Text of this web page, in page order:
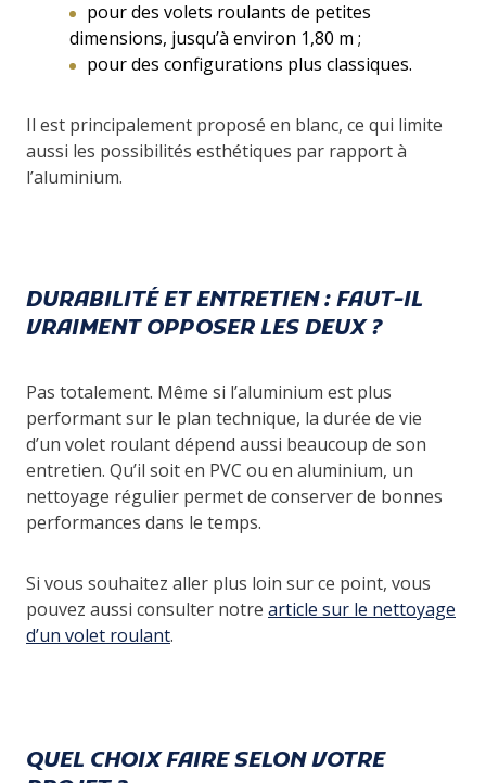
pour des volets roulants de petites
dimensions, jusqu’à environ 1,80 m ;
pour des configurations plus classiques.
Il est principalement proposé en blanc, ce qui limite
aussi les possibilités esthétiques par rapport à
l’aluminium.
DURABILITÉ ET ENTRETIEN : FAUT-IL
VRAIMENT OPPOSER LES DEUX ?
Pas totalement. Même si l’aluminium est plus
performant sur le plan technique, la durée de vie
d’un volet roulant dépend aussi beaucoup de son
entretien. Qu’il soit en PVC ou en aluminium, un
nettoyage régulier permet de conserver de bonnes
performances dans le temps.
Si vous souhaitez aller plus loin sur ce point, vous
pouvez aussi consulter notre article sur le nettoyage
d’un volet roulant.
QUEL CHOIX FAIRE SELON VOTRE